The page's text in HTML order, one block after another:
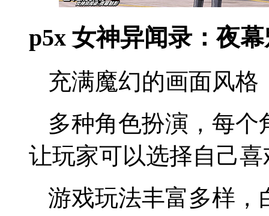
p5x 女神异闻录：夜
充满魔幻的画面风
多种角色扮演，每
让玩家可以选择自己
游戏玩法丰富多样，